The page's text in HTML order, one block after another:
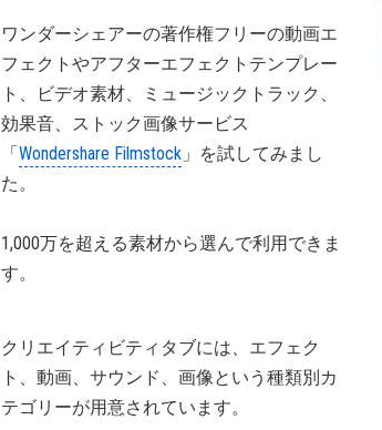
ワンダーシェアーの著作権フリーの動画エ
フェクトやアフターエフェクトテンプレー
ト、ビデオ素材、ミュージックトラック、
効果音、ストック画像サービス
「Wondershare Filmstock 」を試してみまし
た。
1,000万を超える素材から選んで利用できま
す。
クリエイティビティタブには、エフェク
ト、動画、サウンド、画像という種類別カ
テゴリーが用意されています。